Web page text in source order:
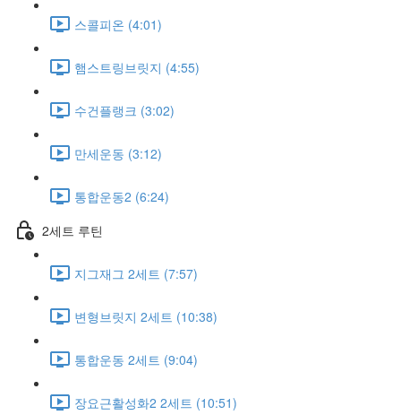
스콜피온 (4:01)
햄스트링브릿지 (4:55)
수건플랭크 (3:02)
만세운동 (3:12)
통합운동2 (6:24)
2세트 루틴
지그재그 2세트 (7:57)
변형브릿지 2세트 (10:38)
통합운동 2세트 (9:04)
장요근활성화2 2세트 (10:51)